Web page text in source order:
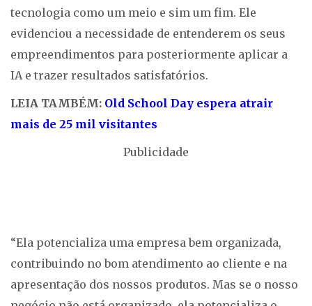
tecnologia como um meio e sim um fim. Ele
evidenciou a necessidade de entenderem os seus
empreendimentos para posteriormente aplicar a
IA e trazer resultados satisfatórios.
LEIA TAMBÉM: Old School Day espera atrair
mais de 25 mil visitantes
Publicidade
“Ela potencializa uma empresa bem organizada,
contribuindo no bom atendimento ao cliente e na
apresentação dos nossos produtos. Mas se o nosso